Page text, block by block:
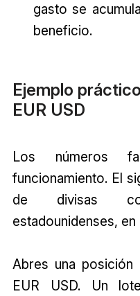
gasto se
beneficio.
Ejemplo
EUR USD
Los números
funcionamiento. El
de divisas
estadounidenses, en
Abres una
EUR USD. Un